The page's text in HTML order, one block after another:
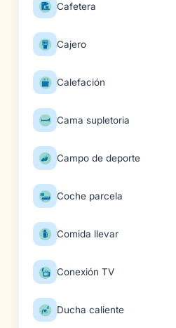
Cafetera
Cajero
Calefación
Cama supletoria
Campo de deporte
Coche parcela
Comida llevar
Conexión TV
Ducha caliente